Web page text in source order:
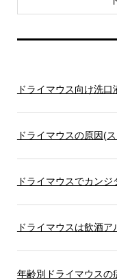
ドライマウス向け洗
ドライマウスの原因(
ドライマウスでカンジ
ドライマウスは飲酒
年齢別ドライマウスの